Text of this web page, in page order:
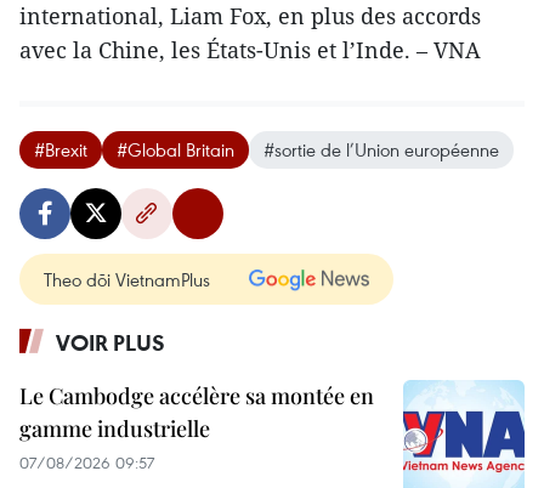
international, Liam Fox, en plus des accords
avec la Chine, les États-Unis et l’Inde. – VNA
#Brexit #Global Britain #sortie de l’Union européenne
Theo dõi VietnamPlus
VOIR PLUS
Le Cambodge accélère sa montée en
gamme industrielle
07/08/2026 09:57